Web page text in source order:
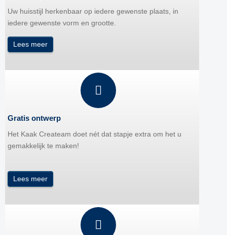
Uw huisstijl herkenbaar op iedere gewenste plaats, in
iedere gewenste vorm en grootte.
Lees meer
Gratis ontwerp
Het Kaak Createam doet nét dat stapje extra om het u
gemakkelijk te maken!
Lees meer